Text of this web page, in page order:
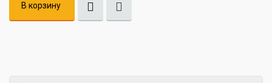
В корзину